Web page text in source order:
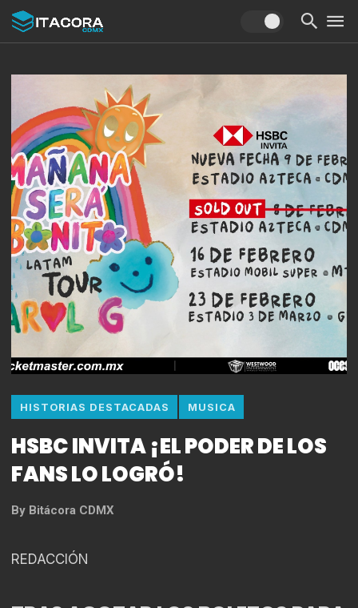
HISTORIAS DESTACADAS MUSICA
HSBC INVITA ¡EL PODER DE LOS
FANS LO LOGRÓ!
By Bitácora CDMX
REDACCIÓN